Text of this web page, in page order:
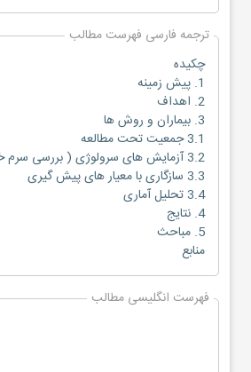
ترجمه فارسی فهرست مطالب
چکیده
1. پیش زمینه
2. اهداف
3. بیماران و روش ها
3.1 جمعیت تحت مطالعه
3.2 آزمایش های سرولوژى ( بررسی سرم خونی)
3.3 سازگاری با معیار های پیش گیری
3.4 تحلیل آماری
4. نتایج
5. مباحث
منابع
فهرست انگلیسی مطالب